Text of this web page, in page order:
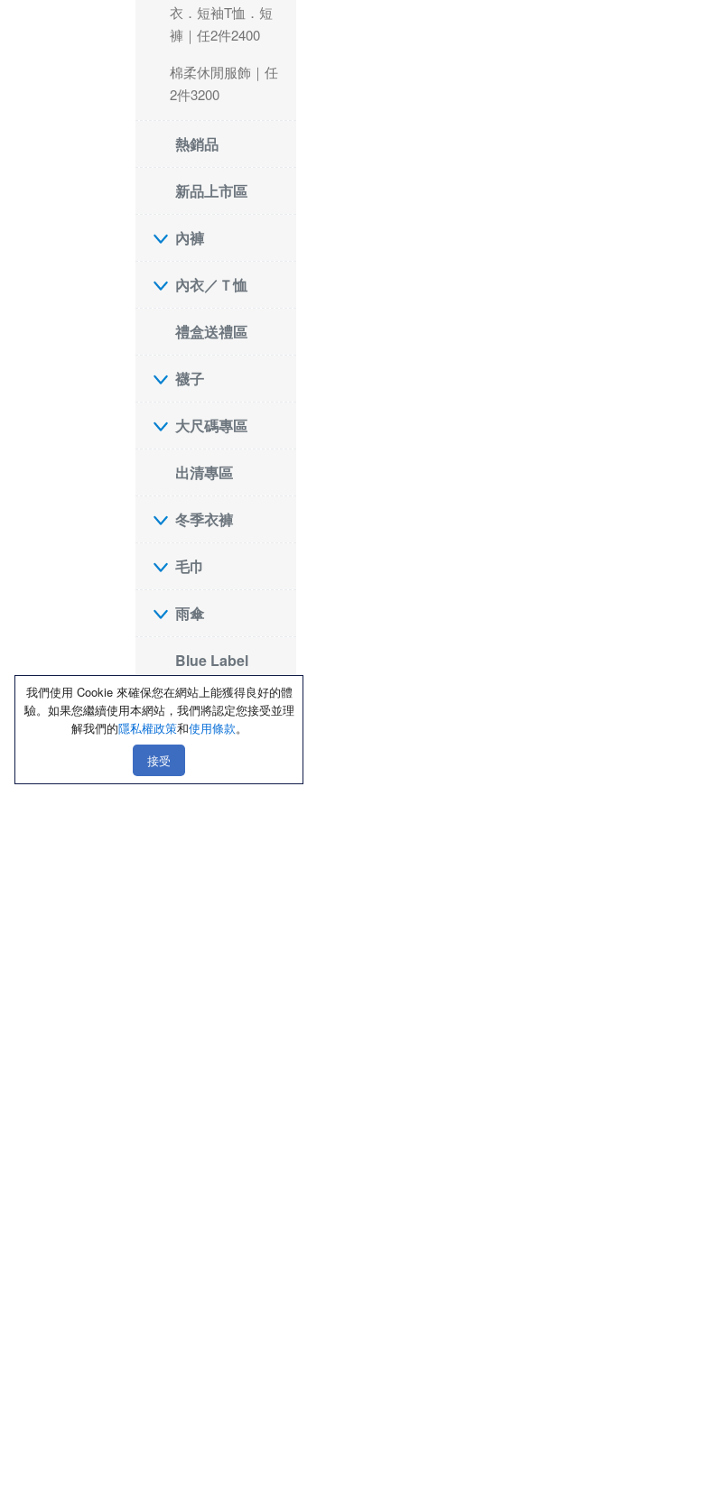
衣．短袖T恤．短
褲｜任2件2400
棉柔休閒服飾｜任
2件3200
熱銷品
新品上市區
內褲
內衣／Ｔ恤
禮盒送禮區
襪子
大尺碼專區
出清專區
冬季衣褲
毛巾
雨傘
Blue Label
我們使用 Cookie 來確保您在網站上能獲得良好的體
驗。如果您繼續使用本網站，我們將認定您接受並理
解我們的隱私權政策和使用條款。
接受